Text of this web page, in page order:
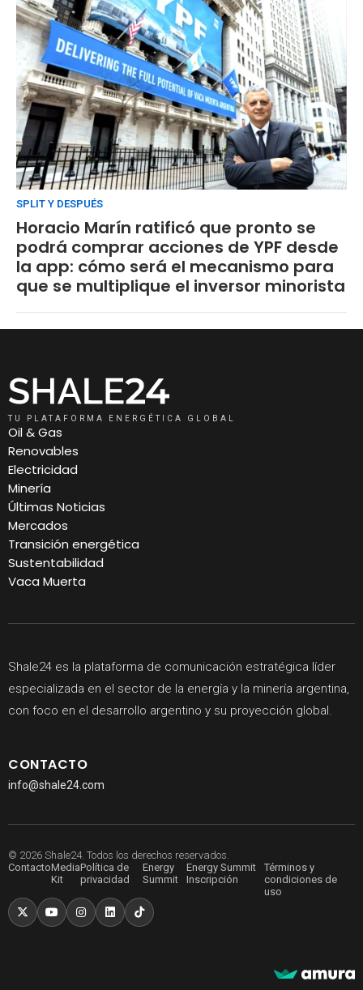
SPLIT Y DESPUÉS
Horacio Marín ratificó que pronto se
podrá comprar acciones de YPF desde
la app: cómo será el mecanismo para
que se multiplique el inversor minorista
TU PLATAFORMA ENERGÉTICA GLOBAL
Oil & Gas
Renovables
Electricidad
Minería
Últimas Noticias
Mercados
Transición energética
Sustentabilidad
Vaca Muerta
Shale24 es la plataforma de comunicación estratégica líder
especializada en el sector de la energía y la minería argentina,
con foco en el desarrollo argentino y su proyección global.
CONTACTO
info@shale24.com
© 2026 Shale24. Todos los derechos reservados.
ContactoMedia
Kit
Política de
privacidad
Energy
Summit
Energy Summit
Inscripción
Términos y
condiciones de
uso